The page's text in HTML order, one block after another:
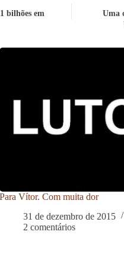
bilhões em
Uma
Para Vítor. Com muita dor
31 de dezembro de 2015
2 comentários